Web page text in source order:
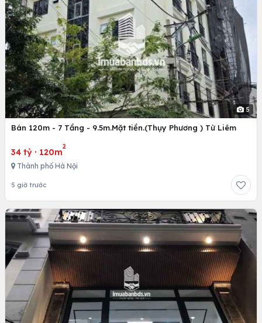
5
Bán 120m - 7 Tầng - 9.5m.Mặt tiền.(Thụy Phương ) Từ Liêm
34 tỷ · 120m
2
Thành phố Hà Nội
5 giờ trước